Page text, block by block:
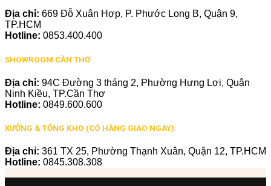
Địa chỉ: 669 Đỗ Xuân Hợp, P. Phước Long B, Quận 9,
TP.HCM
Hotline: 0853.400.400
SHOWROOM CẦN THƠ:
Địa chỉ: 94C Đường 3 tháng 2, Phường Hưng Lợi, Quận
Ninh Kiều, TP.Cần Thơ
Hotline: 0849.600.600
XƯỞNG & TỔNG KHO (CÓ HÀNG GIAO NGAY):
Địa chỉ: 361 TX 25, Phường Thạnh Xuân, Quận 12, TP.HCM
Hotline: 0845.308.308